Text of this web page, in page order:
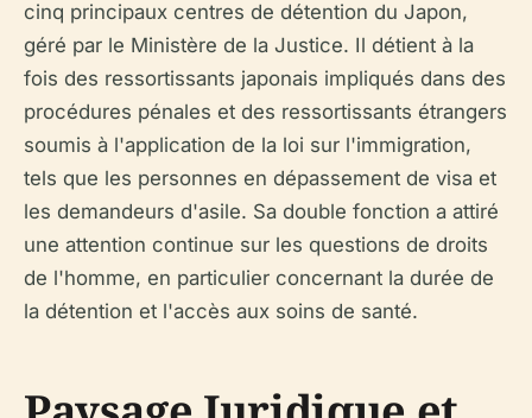
cinq principaux centres de détention du Japon,
géré par le Ministère de la Justice. Il détient à la
fois des ressortissants japonais impliqués dans des
procédures pénales et des ressortissants étrangers
soumis à l'application de la loi sur l'immigration,
tels que les personnes en dépassement de visa et
les demandeurs d'asile. Sa double fonction a attiré
une attention continue sur les questions de droits
de l'homme, en particulier concernant la durée de
la détention et l'accès aux soins de santé.